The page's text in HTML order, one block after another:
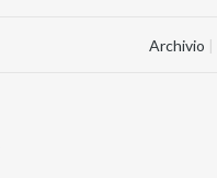
Archivio |